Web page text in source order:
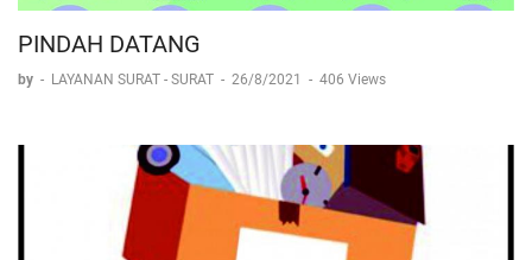
PINDAH DATANG
by - LAYANAN SURAT - SURAT - 26/8/2021 - 406 Views